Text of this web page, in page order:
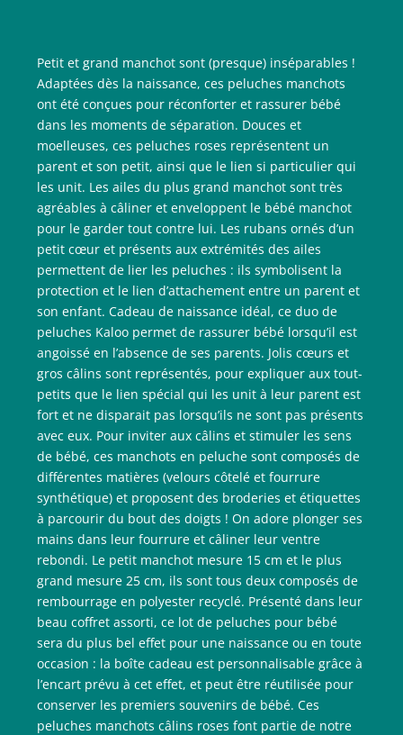
Petit et grand manchot sont (presque) inséparables !
Adaptées dès la naissance, ces peluches manchots
ont été conçues pour réconforter et rassurer bébé
dans les moments de séparation. Douces et
moelleuses, ces peluches roses représentent un
parent et son petit, ainsi que le lien si particulier qui
les unit. Les ailes du plus grand manchot sont très
agréables à câliner et enveloppent le bébé manchot
pour le garder tout contre lui. Les rubans ornés d’un
petit cœur et présents aux extrémités des ailes
permettent de lier les peluches : ils symbolisent la
protection et le lien d’attachement entre un parent et
son enfant. Cadeau de naissance idéal, ce duo de
peluches Kaloo permet de rassurer bébé lorsqu’il est
angoissé en l’absence de ses parents. Jolis cœurs et
gros câlins sont représentés, pour expliquer aux tout-
petits que le lien spécial qui les unit à leur parent est
fort et ne disparait pas lorsqu’ils ne sont pas présents
avec eux. Pour inviter aux câlins et stimuler les sens
de bébé, ces manchots en peluche sont composés de
différentes matières (velours côtelé et fourrure
synthétique) et proposent des broderies et étiquettes
à parcourir du bout des doigts ! On adore plonger ses
mains dans leur fourrure et câliner leur ventre
rebondi. Le petit manchot mesure 15 cm et le plus
grand mesure 25 cm, ils sont tous deux composés de
rembourrage en polyester recyclé. Présenté dans leur
beau coffret assorti, ce lot de peluches pour bébé
sera du plus bel effet pour une naissance ou en toute
occasion : la boîte cadeau est personnalisable grâce à
l’encart prévu à cet effet, et peut être réutilisée pour
conserver les premiers souvenirs de bébé. Ces
peluches manchots câlins roses font partie de notre